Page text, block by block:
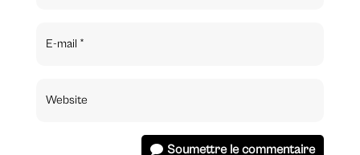
Soumettre le commentaire